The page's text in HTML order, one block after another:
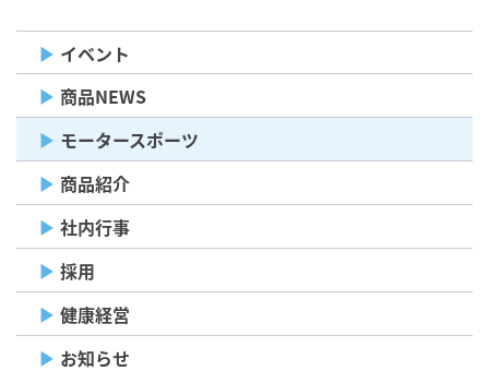
イベント
商品NEWS
モータースポーツ
商品紹介
社内行事
採用
健康経営
お知らせ